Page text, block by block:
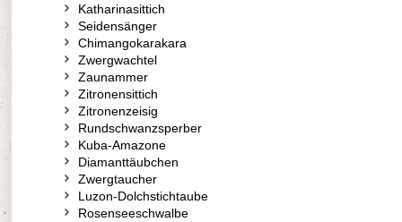
Katharinasittich
Seidensänger
Chimangokarakara
Zwergwachtel
Zaunammer
Zitronensittich
Zitronenzeisig
Rundschwanzsperber
Kuba-Amazone
Diamanttäubchen
Zwergtaucher
Luzon-Dolchstichtaube
Rosenseeschwalbe